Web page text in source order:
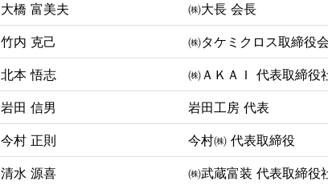
大橋 富美夫 ㈱大長 会長
竹内 克己 ㈱タケミクロス取締役
北本 悟志 ㈱ＡＫＡＩ 代表取締役
岩田 信男 岩田工房 代表
今村 正則 今村㈱ 代表取締役
清水 源喜 ㈱武蔵富装 代表取締役